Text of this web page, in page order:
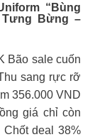
“bùng
Bừng –
Bão sale cuốn
sang rực rỡ
356.000 VND
giá chỉ còn
deal 38%